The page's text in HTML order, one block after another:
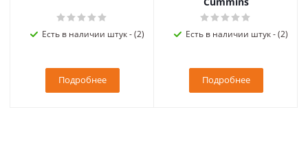
Есть в наличии штук - (2)
Подробнее
Есть в наличии штук - (2)
Подробнее